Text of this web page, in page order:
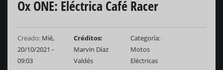
Ox ONE: Eléctrica Café Racer
Creado: Mié,
20/10/2021 -
09:03
Créditos
Marvin Díaz
Valdés
Categoría
Motos
Eléctricas